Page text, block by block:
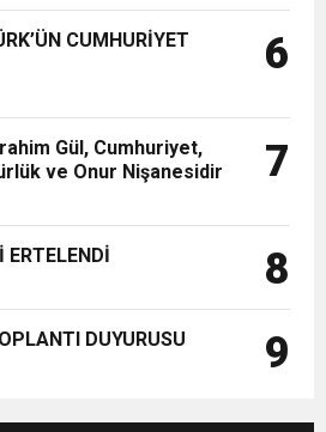
CUMHURİYET
6
Gül, Cumhuriyet,
ve Onur Nişanesidir
7
ERTELENDİ 8
DUYURUSU 9